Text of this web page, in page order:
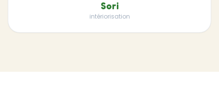
Sori
intériorisation